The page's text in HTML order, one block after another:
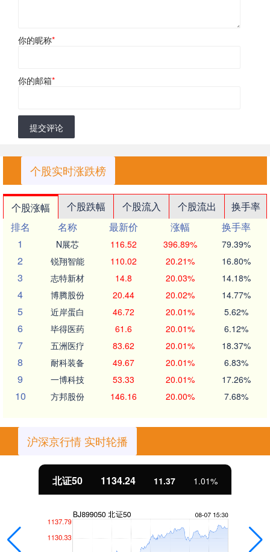
你的昵称*
你的邮箱*
提交评论
个股实时涨跌榜
个股涨幅 个股跌幅 个股流入 个股流出
换手率
排名
名称 最新价 涨幅
换手率
1
N展芯 116.52 396.89% 79.39%
2 锐翔智能 110.02 20.21% 16.80%
3 志特新材 14.8 20.03% 14.18%
4 博腾股份 20.44 20.02% 14.77%
5 近岸蛋白 46.72 20.01% 5.62%
6 毕得医药 61.6 20.01% 6.12%
7 五洲医疗 83.62 20.01% 18.37%
8 耐科装备 49.67 20.01% 6.83%
9 一博科技 53.33 20.01% 17.26%
10 方邦股份 146.16 20.00% 7.68%
沪深京行情 实时轮播
北证50 1134.24 11.37 1.01%